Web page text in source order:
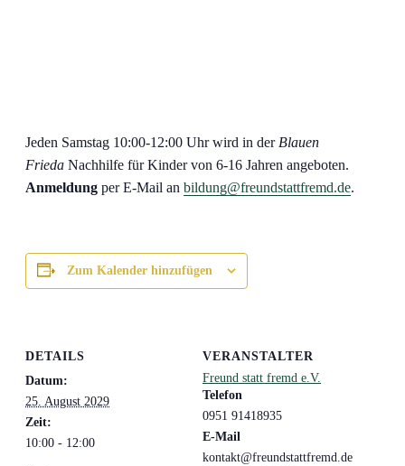
Jeden Samstag 10:00-12:00 Uhr wird in der Blauen
Frieda Nachhilfe für Kinder von 6-16 Jahren angeboten.
Anmeldung per E-Mail an bildung@freundstattfremd.de.
Zum Kalender hinzufügen
DETAILS
Datum:
25. August 2029
Zeit:
10:00 - 12:00
VERANSTALTER
Freund statt fremd e.V.
Telefon
0951 91418935
E-Mail
kontakt@freundstattfremd.de